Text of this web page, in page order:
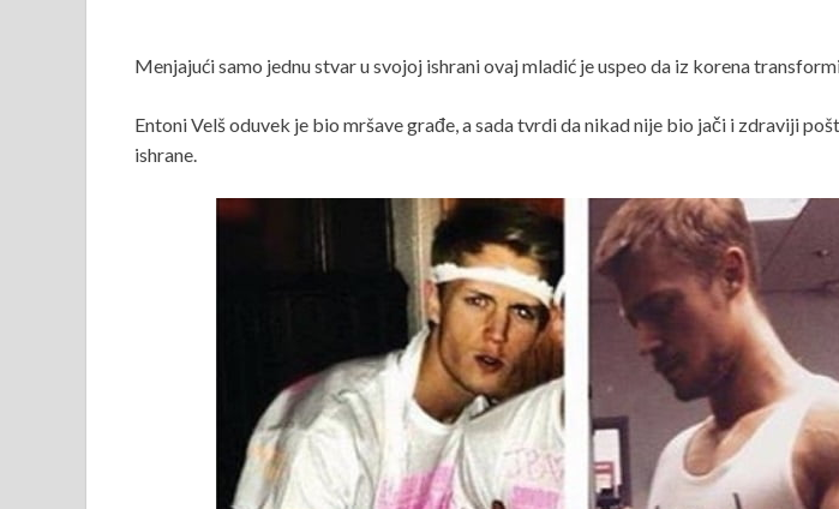
Menjajući samo jednu stvar u svojoj ishrani ovaj mladić je uspeo da iz korena
Entoni Velš oduvek je bio mršave građe, a sada tvrdi da nikad nije bio jači i zdraviji
ishrane.